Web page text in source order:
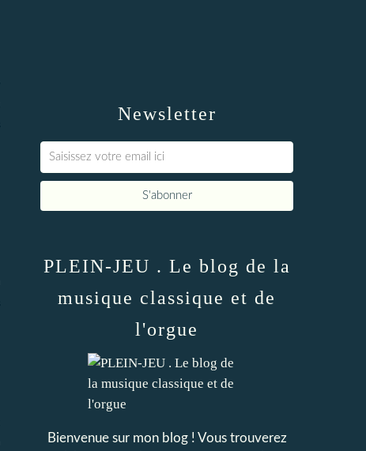
Newsletter
PLEIN-JEU . Le blog de la
musique classique et de
l'orgue
Bienvenue sur mon blog ! Vous trouverez